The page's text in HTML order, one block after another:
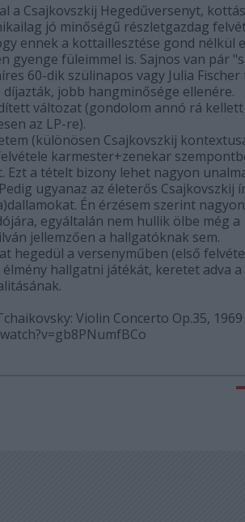
a Csajkovszkij Hegedűversenyt,
jó minőségű részletgazdag
ennek a kottaillesztése gond nélkül
gyenge füleimmel is. Sajnos van pár
60-dik szülinapos vagy Julia Fischer
jobb hangminősége ellenére.
változat (gondolom annó rá
az LP-re).
(különösen Csajkovszkij
karmester+zenekar
a tételt bizony lehet nagyon
ugyanaz az életerős Csajkovszkij
Én érzésem szerint
egyáltalán nem hullik ölbe még a
jellemzően a hallgatóknak sem.
hegedül a versenyműben (első
élmény hallgatni játékát, keretet adva
Violin Concerto Op.35, 1969